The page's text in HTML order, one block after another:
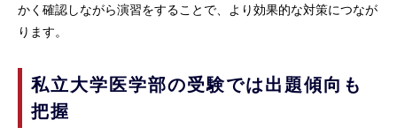
かく確認しながら演習をすることで、より効果的な対策につなが
ります。
私立大学医学部の受験では出題傾向も
把握